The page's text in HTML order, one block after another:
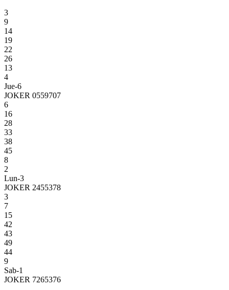
3
9
14
19
22
26
13
4
Jue-6
JOKER 0559707
6
16
28
33
38
45
8
2
Lun-3
JOKER 2455378
3
7
15
42
43
49
44
9
Sab-1
JOKER 7265376